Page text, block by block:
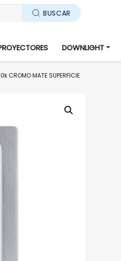
BUSCAR
DOWNLIGHT
CROMO MATE SUPERFICIE